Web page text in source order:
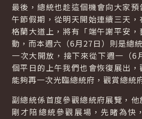
最後，總統也趁這個機會向大家
午節假期，從明天開始連續三天
格蘭大道上，將有「端午謝平安
動，而本週六（6月27日）則是總
一次大開放，接下來從下週一（6
個平日的上午我們也會恢復展出
能夠再一次光臨總統府，觀賞總統
副總統係首度參觀總統府展覽，
剛才陪總統參觀展場，先睹為快